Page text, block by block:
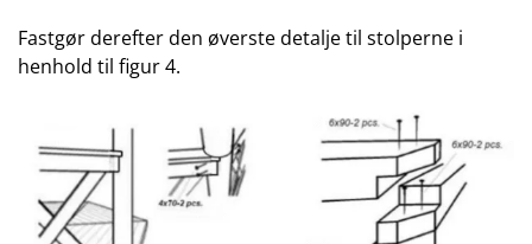
Fastgør derefter den øverste detalje til stolperne i
henhold til figur 4.